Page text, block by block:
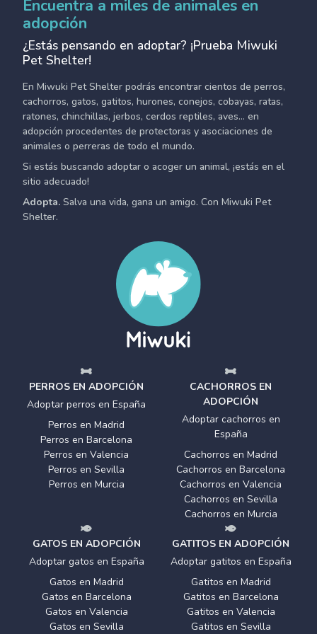
Encuentra a miles de animales en
adopción
¿Estás pensando en adoptar? ¡Prueba Miwuki
Pet Shelter!
En Miwuki Pet Shelter podrás encontrar cientos de perros,
cachorros, gatos, gatitos, hurones, conejos, cobayas, ratas,
ratones, chinchillas, jerbos, cerdos reptiles, aves... en
adopción procedentes de protectoras y asociaciones de
animales o perreras de todo el mundo.
Si estás buscando adoptar o acoger un animal, ¡estás en el
sitio adecuado!
Adopta. Salva una vida, gana un amigo. Con Miwuki Pet
Shelter.
PERROS EN ADOPCIÓN
Adoptar perros en España
Perros en Madrid
Perros en Barcelona
Perros en Valencia
Perros en Sevilla
Perros en Murcia
CACHORROS EN
ADOPCIÓN
Adoptar cachorros en
España
Cachorros en Madrid
Cachorros en Barcelona
Cachorros en Valencia
Cachorros en Sevilla
Cachorros en Murcia
GATOS EN ADOPCIÓN
Adoptar gatos en España
Gatos en Madrid
Gatos en Barcelona
Gatos en Valencia
Gatos en Sevilla
GATITOS EN ADOPCIÓN
Adoptar gatitos en España
Gatitos en Madrid
Gatitos en Barcelona
Gatitos en Valencia
Gatitos en Sevilla